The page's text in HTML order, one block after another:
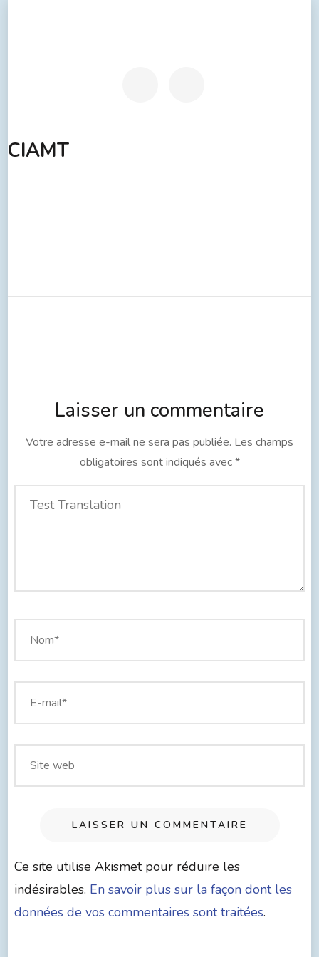
CIAMT
Laisser un commentaire
Votre adresse e-mail ne sera pas publiée. Les champs
obligatoires sont indiqués avec*
Ce site utilise Akismet pour réduire les
indésirables. En savoir plus sur la façon dont les
données de vos commentaires sont traitées.